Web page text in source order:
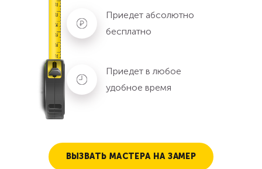
Приедет абсолютно
бесплатно
Приедет в любое
удобное время
ВЫЗВАТЬ МАСТЕРА НА ЗАМЕР